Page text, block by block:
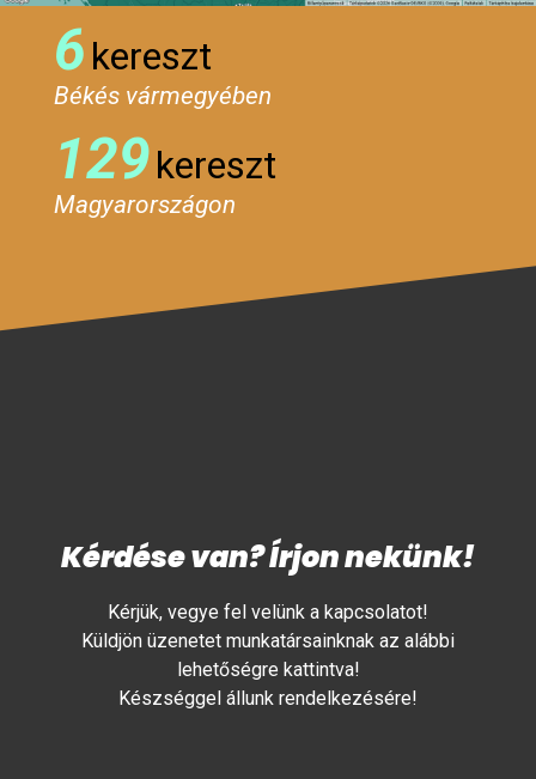
6 kereszt
Békés vármegyében
129kereszt
Magyarországon
Kérdése van? Írjon nekünk!
Kérjük, vegye fel velünk a kapcsolatot!
Küldjön üzenetet munkatársainknak az alábbi
lehetőségre kattintva!
Készséggel állunk rendelkezésére!